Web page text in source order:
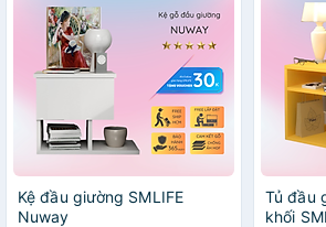
Kệ đầu giường SMLIFE
Nuway
Tủ đầu
khối